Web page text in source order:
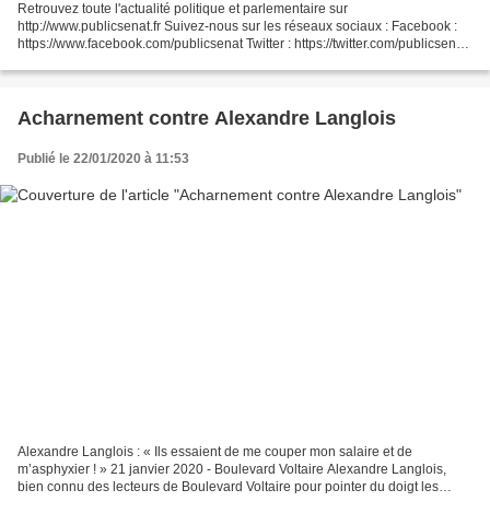
Retrouvez toute l'actualité politique et parlementaire sur
http://www.publicsenat.fr Suivez-nous sur les réseaux sociaux : Facebook :
https://www.facebook.com/publicsenat Twitter : https://twitter.com/publicsenat
Acharnement contre Alexandre Langlois
Publié le 22/01/2020 à 11:53
Alexandre Langlois : « Ils essaient de me couper mon salaire et de
m’asphyxier ! » 21 janvier 2020 - Boulevard Voltaire Alexandre Langlois,
bien connu des lecteurs de Boulevard Voltaire pour pointer du doigt les